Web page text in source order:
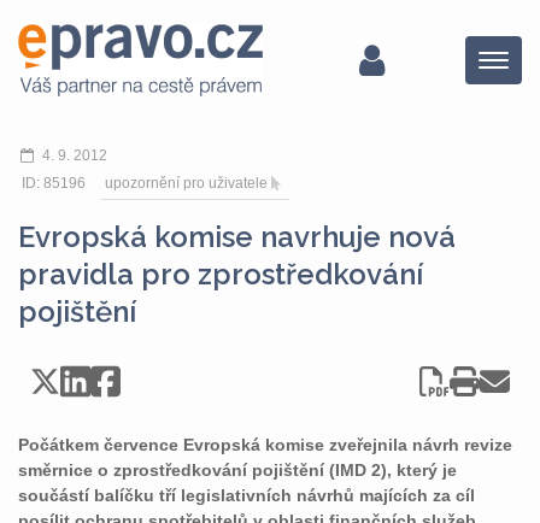
Menu
4. 9. 2012
ID: 85196
upozornění pro uživatele
Evropská komise navrhuje nová
pravidla pro zprostředkování
pojištění
Počátkem července Evropská komise zveřejnila návrh revize
směrnice o zprostředkování pojištění (IMD 2), který je
součástí balíčku tří legislativních návrhů majících za cíl